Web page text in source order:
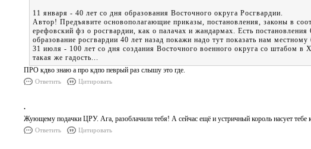
11 января - 40 лет со дня образования Восточного округа Росгвардии.
Автор! Предъявите основополагающие приказы, постановления, законы в
ерефовский фз о росгвардии, как о палачах и жандармах. Есть
образование росгвардии 40 лет назад покажи надо тут показать нам
31 июля - 100 лет со дня создания Восточного военного округа со штабом в
такая же гадость...
ПРО кдво знаю а про кдпо певрый раз слышу это где.
Ответить Цитировать
.
Жующему подачки ЦРУ. Ага, разоблачили тебя! А сейчас ещё и устричный король насует тебе
Ответить Цитировать